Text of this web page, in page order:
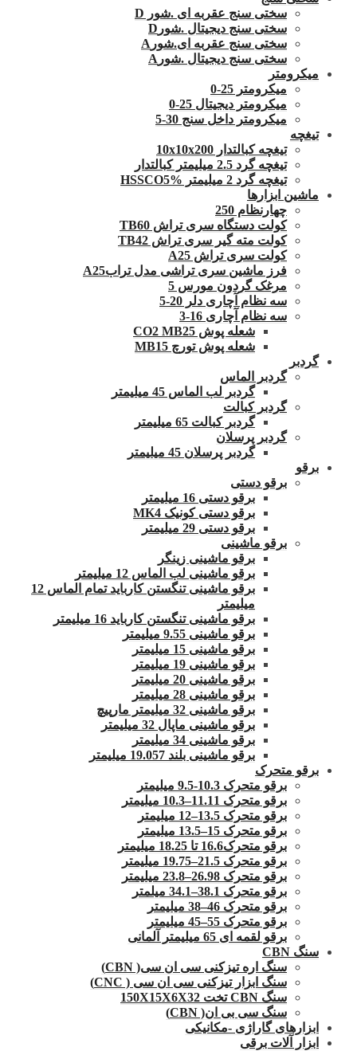
سختی سنج عقربه ای .شور D
سختی سنج دیجیتال .شورD
سختی سنج عقربه ای.شورA
سختی سنج دیجیتال .شورA
میکرومتر
میکرومتر 25-0
میکرومتر دیجیتال 25-0
میکرومتر داخل سنج 30-5
تیغچه
تیغچه کبالتدار 10x10x200
تیغچه گرد 2.5 میلیمتر کبالتدار
تیغچه گرد 2 میلیمتر HSSCO5%
ماشین ابزارها
چهارنظام 250
کولت دستگاه سری تراش TB60
کولت مته گیر سری تراش TB42
کولت سری تراش A25
فرز ماشین سری تراشی مدل ترابA25
مرغک گردون مورس 5
سه نظام آچاری دلر 20-5
سه نظام آچاری 16-3
شعله پوش CO2 MB25
شعله پوش تورچ MB15
گردبر
گردبر الماس
گردبر لب الماس 45 میلیمتر
گردبر کبالت
گردبر کبالت 65 میلیمتر
گردبر پرسلان
گردبر پرسلان 45 میلیمتر
برقو
برقو دستی
برقو دستی 16 میلیمتر
برقو دستی کونیک MK4
برقو دستی 29 میلیمتر
برقو ماشینی
برقو ماشینی زینگر
برقو ماشینی لب الماس 12 میلیمتر
برقو ماشینی تنگستن کارباید تمام الماس 12
میلیمتر
برقو ماشینی تنگستن کارباید 16 میلیمتر
برقو ماشینی 9.55 میلیمتر
برقو ماشینی 15 میلیمتر
برقو ماشینی 19 میلیمتر
برقو ماشینی 20 میلیمتر
برقو ماشینی 28 میلیمتر
برقو ماشینی 32 میلیمتر مارپیچ
برقو ماشینی ماپال 32 میلیمتر
برقو ماشینی 34 میلیمتر
برقو ماشینی بلند 19.057 میلیمتر
برقو متحرک
برقو متحرک 10.3-9.5 میلیمتر
برقو متحرک 11.11–10.3 میلیمتر
برقو متحرک 13.5–12 میلیمتر
برقو متحرک 15–13.5 میلیمتر
برقو متحرک16.6 تا 18.25 میلیمتر
برقو متحرک 21.5–19.75 میلیمتر
برقو متحرک 26.98–23.8 میلیمتر
برقو متحرک 38.1–34.1 میلمتر
برقو متحرک 46–38 میلیمتر
برقو متحرک 55–45 میلیمتر
برقو لقمه ای 65 میلیمتر آلمانی
سنگ CBN
سنگ اره تیزکنی سی ان سی( CBN)
سنگ ابزار تیزکنی سی ان سی ( CNC)
سنگ CBN تخت 150X15X6X32
سنگ سی بی ان( CBN)
ابزارهای گاراژی -مکانیکی
ابزار آلات برقی